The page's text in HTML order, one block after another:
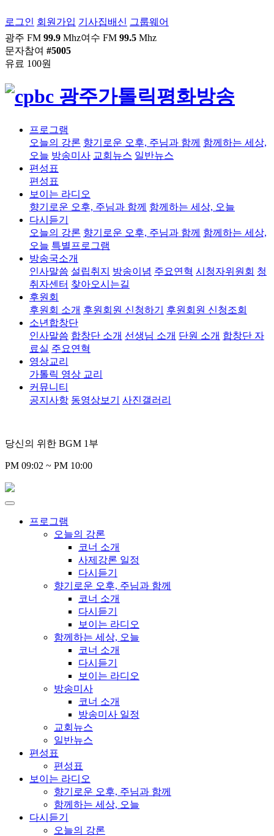
로그인 회원가입 기사집배신 그룹웨어
광주 FM 99.9 Mhz여수 FM 99.5 Mhz
문자참여 #5005
유료 100원
프로그램
오늘의 강론 향기로운 오후, 주님과 함께 함께하는 세상,
오늘 방송미사 교회뉴스 일반뉴스
편성표
편성표
보이는 라디오
향기로운 오후, 주님과 함께 함께하는 세상, 오늘
다시듣기
오늘의 강론 향기로운 오후, 주님과 함께 함께하는 세상,
오늘 특별프로그램
방송국소개
인사말씀 설립취지 방송이념 주요연혁 시청자위원회 청
취자센터 찾아오시는길
후원회
후원회 소개 후원회원 신청하기
후원회원 신청조회
소년합창단
인사말씀 합창단 소개 선생님 소개 단원 소개 합창단 자
료실 주요연혁
영상교리
가톨릭 영상 교리
커뮤니티
공지사항 동영상보기 사진갤러리
당신의 위한 BGM 1부
PM 09:02 ~ PM 10:00
프로그램
오늘의 강론
코너 소개
사제강론 일정
다시듣기
향기로운 오후, 주님과 함께
코너 소개
다시듣기
보이는 라디오
함께하는 세상, 오늘
코너 소개
다시듣기
보이는 라디오
방송미사
코너 소개
방송미사 일정
교회뉴스
일반뉴스
편성표
편성표
보이는 라디오
향기로운 오후, 주님과 함께
함께하는 세상, 오늘
다시듣기
오늘의 강론